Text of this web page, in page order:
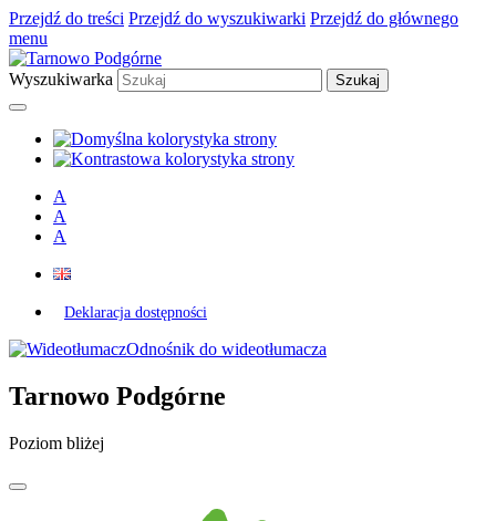
Przejdź do treści Przejdź do wyszukiwarki Przejdź do głównego
menu
Wyszukiwarka
A
A
A
Deklaracja dostępności
Odnośnik do wideotłumacza
Tarnowo Podgórne
Poziom bliżej